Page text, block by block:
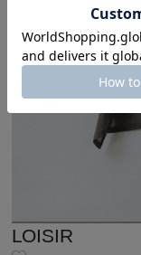
LOISIR